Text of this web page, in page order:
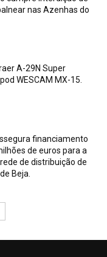
nas Azenhas do
A-29N Super
WESCAM MX-15.
financiamento
de euros para a
de distribuição de
Beja.